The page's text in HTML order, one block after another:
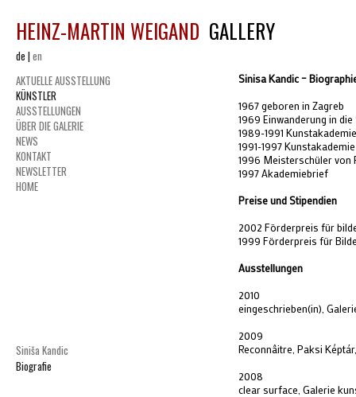
HEINZ-MARTIN WEIGAND GALLERY
de |en
AKTUELLE AUSSTELLUNG
KÜNSTLER
AUSSTELLUNGEN
ÜBER DIE GALERIE
NEWS
KONTAKT
NEWSLETTER
HOME
Siniša Kandic
Biografie
Sinisa Kandic –
1967 geboren in Zagreb
1969 Einwanderung in die
1989-1991
1991-1997
1996 Meisterschüler von
1997 Akademiebrief
Preise und Stipendien
2002 Förderpreis für
1999 Förderpreis für
Ausstellungen
2010
eingeschrieben(in),
2009
Reconnâitre, Paksi
2008
clear surface, Galerie